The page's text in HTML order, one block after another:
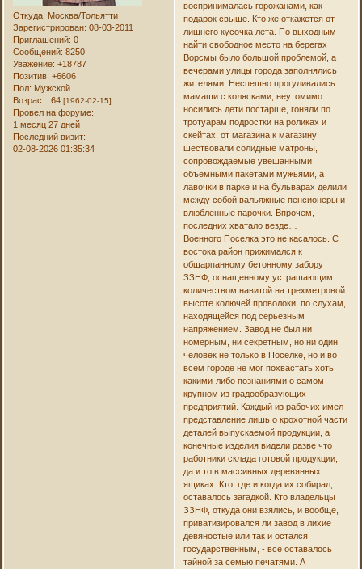
Откуда: Москва/Тольятти
Зарегистрирован: 08-03-2011
Приглашений: 0
Сообщений: 8250
Уважение: +18787
Позитив: +6606
Пол: Мужской
Возраст: 64[1962-02-15]
Провел на форуме:
1 месяц 27 дней
Последний визит:
02-08-2026 01:35:34
воспринималась горожанами, как
подарок свыше. Кто же откажется от
лишнего кусочка лета. По выходным
найти свободное место на берегах
Ворсмы было большой проблемой, а
вечерами улицы города заполнялись
жителями. Неспешно прогуливались
мамаши с колясками, неутомимо
носились дети постарше, гоняли по
тротуарам подростки на роликах и
скейтах, от магазина к магазину
шествовали солидные матроны,
сопровождаемые увешанными
объемными пакетами мужьями, а
лавочки в парке и на бульварах делили
между собой вальяжные пенсионеры и
влюбленные парочки. Впрочем,
последних хватало везде…
Военного Поселка это не касалось. C
востока район прижимался к
обшарпанному бетонному забору
ЗЗНФ, оснащенному устрашающим
количеством навитой на трехметровой
высоте колючей проволоки, по слухам,
находящейся под серьезным
напряжением. Завод не был ни
номерным, ни секретным, но ни один
человек не только в Поселке, но и во
всем городе не мог похвастать хоть
какими-либо познаниями о самом
крупном из градообразующих
предприятий. Каждый из рабочих имел
представление лишь о крохотной части
деталей выпускаемой продукции, а
конечные изделия видели разве что
работники склада готовой продукции,
да и то в массивных деревянных
ящиках. Кто, где и когда их собирал,
оставалось загадкой. Кто владельцы
ЗЗНФ, откуда они взялись, и вообще,
приватизировался ли завод в лихие
девяностые или так и остался
государственным, - всё оставалось
тайной за семью печатями. А